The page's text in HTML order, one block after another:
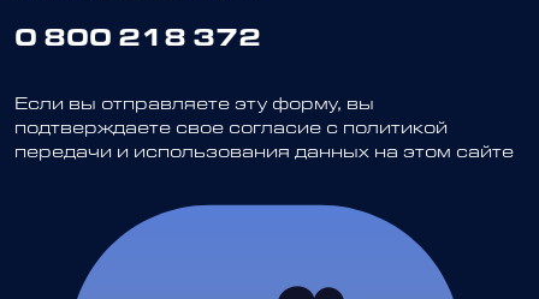
0 800 218 372
Если вы отправляете эту форму, вы
подтверждаете свое согласие с политикой
передачи и использования данных на этом сайте